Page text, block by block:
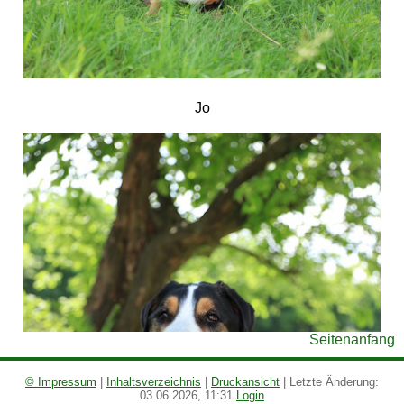
Jo
Seitenanfang
© Impressum Inhaltsverzeichnis Druckansicht | Letzte Änderung:
03.06.2026, 11:31 Login